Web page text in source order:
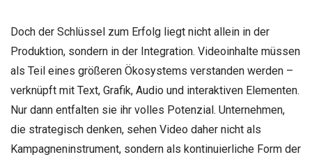
Doch der Schlüssel zum Erfolg liegt nicht allein in der
Produktion, sondern in der Integration. Videoinhalte müssen
als Teil eines größeren Ökosystems verstanden werden –
verknüpft mit Text, Grafik, Audio und interaktiven Elementen.
Nur dann entfalten sie ihr volles Potenzial. Unternehmen,
die strategisch denken, sehen Video daher nicht als
Kampagneninstrument, sondern als kontinuierliche Form der